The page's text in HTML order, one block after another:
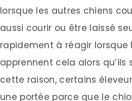
lorsque les autres chiens
aussi courir ou être laissé
rapidement à réagir lorsque
apprennent cela alors
cette raison, certains
une portée parce que le